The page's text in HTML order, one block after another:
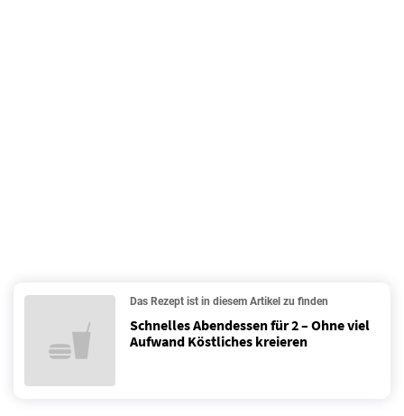
Das Rezept ist in diesem Artikel zu finden
Schnelles Abendessen für 2 – Ohne viel
Aufwand Köstliches kreieren